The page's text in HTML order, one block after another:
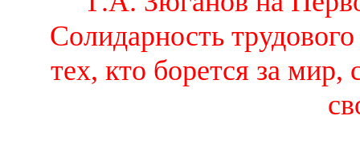
Солидарность
тех, кто борется за